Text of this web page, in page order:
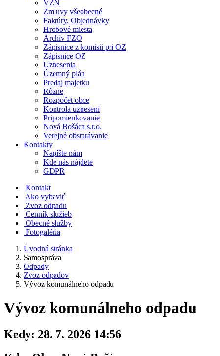
VZN
Zmluvy všeobecné
Faktúry, Objednávky
Hrobové miesta
Archív FZO
Zápisnice z komisii pri OZ
Zápisnice OZ
Uznesenia
Územný plán
Predaj majetku
Rôzne
Rozpočet obce
Kontrola uznesení
Pripomienkovanie
Nová Bošáca s.r.o.
Verejné obstarávanie
Kontakty
Napíšte nám
Kde nás nájdete
GDPR
Kontakt
Ako vybaviť
Zvoz odpadu
Cenník služieb
Obecné služby
Fotogaléria
Úvodná stránka
Samospráva
Odpady
Zvoz odpadov
Vývoz komunálneho odpadu
Vývoz komunálneho odpadu
Kedy: 28. 7. 2026 14:56